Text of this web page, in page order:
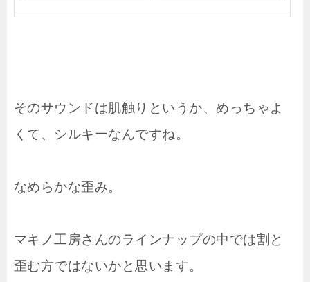
そのサウンドは肌触りというか、めっちゃよ
くて、シルキーなんですね。
なめらかな歪み。
マキノ工房さんのラインナップの中では割と
歪む方ではないかと思います。